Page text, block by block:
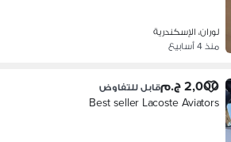
لوران، الإسكندرية
منذ 4 أسابيع
2,000 ج.م قابل للتفاوض
Best seller Lacoste Aviators